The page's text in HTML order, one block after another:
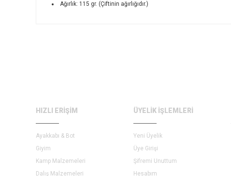
Ağırlık: 115 gr. (Çiftinin ağırlığıdır.)
HIZLI ERİŞİM
Ayakkabı & Bot
Giyim
Kamp Malzemeleri
Dalış Malzemeleri
ÜYELİK İŞLEMLERİ
Yeni Üyelik
Üye Girişi
Şifremi Unuttum
Hesabım